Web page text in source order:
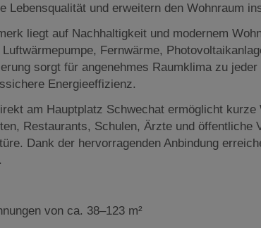
Lebensqualität und erweitern den Wohnraum
liegt auf Nachhaltigkeit und modernem
Fernwärme,
sorgt für angenehmes Raumklima zu
Energieeffizienz.
am Hauptplatz Schwechat ermöglicht kurze
Restaurants, Schulen, Ärzte und öffentliche
Dank der hervorragenden Anbindung
von ca. 38–123 m²